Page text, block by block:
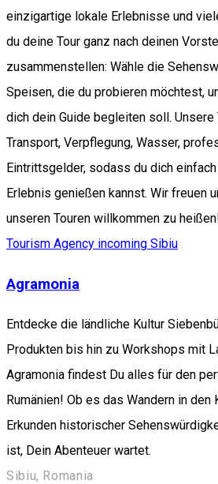
einzigartige lokale Erlebnisse und
du deine Tour ganz nach deinen
zusammenstellen: Wähle die
Speisen, die du probieren möchtest,
dich dein Guide begleiten soll. Unsere
Transport, Verpflegung, Wasser,
Eintrittsgelder, sodass du dich
Erlebnis genießen kannst. Wir freuen
unseren Touren willkommen zu
Tourism Agency incoming Sibiu
Agramonia
Entdecke die ländliche Kultur
Produkten bis hin zu Workshops mit
Agramonia findest Du alles für den
Rumänien! Ob es das Wandern in den
Erkunden historischer
ist, Dein Abenteuer wartet.
Sibiu, Romania